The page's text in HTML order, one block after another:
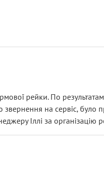
рейки. По
звернення на сервіс,
Іллі за організацію